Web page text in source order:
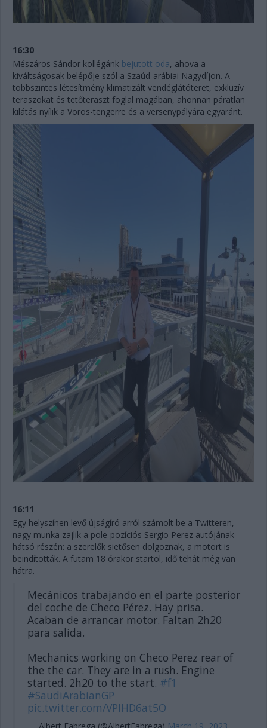
16:30
Mészáros Sándor kollégánk bejutott oda, ahova a
kiváltságosak belépője szól a Szaúd-arábiai Nagydíjon. A
többszintes létesítmény klimatizált vendéglátóteret, exkluzív
teraszokat és tetőteraszt foglal magában, ahonnan páratlan
kilátás nyílik a Vörös-tengerre és a versenypályára egyaránt.
16:11
Egy helyszínen levő újságíró arról számolt be a Twitteren,
nagy munka zajlik a pole-pozíciós Sergio Perez autójának
hátsó részén: a szerelők sietősen dolgoznak, a motort is
beindították. A futam 18 órakor startol, idő tehát még van
hátra.
Mecánicos trabajando en el parte posterior
del coche de Checo Pérez. Hay prisa.
Acaban de arrancar motor. Faltan 2h20
para salida.
Mechanics working on Checo Perez rear of
the the car. They are in a rush. Engine
started. 2h20 to the start. #f1
#SaudiArabianGP
pic.twitter.com/VPIHD6at5O